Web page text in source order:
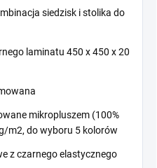
siedzisk i stolika do
laminatu 450 x 450 x 20
mikropluszem (100%
m2, do wyboru 5 kolorów
z czarnego elastycznego